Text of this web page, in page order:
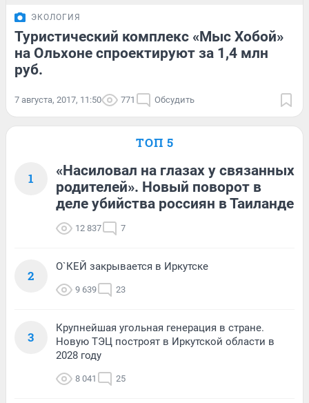
ЭКОЛОГИЯ
Туристический комплекс «Мыс Хобой»
на Ольхоне спроектируют за 1,4 млн
руб.
7 августа, 2017, 11:50 771 Обсудить
ТОП 5
1
«Насиловал на глазах у связанных
родителей». Новый поворот в
деле убийства россиян в Таиланде
12 837 7
2
О`КЕЙ закрывается в Иркутске
9 639 23
3
Крупнейшая угольная генерация в стране.
Новую ТЭЦ построят в Иркутской области в
2028 году
8 041 25